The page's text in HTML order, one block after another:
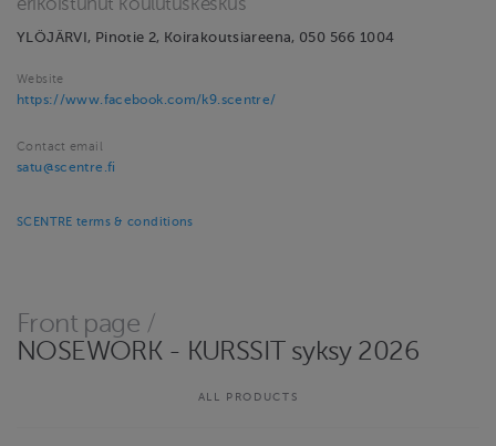
YLÖJÄRVI, Pinotie 2, Koirakoutsiareena, 050 566 1004
Website
https://www.facebook.com/k9.scentre/
Contact email
satu@scentre.fi
SCENTRE terms & conditions
Front page /
NOSEWORK - KURSSIT syksy 2026
ALL PRODUCTS